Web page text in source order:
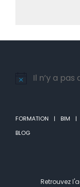
Notice
Il n’y a pas
FORMATION BIM
BLOG
Retrouvez